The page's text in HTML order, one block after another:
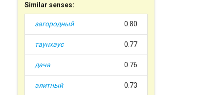
Similar senses:
загородный 0.80
таунхаус 0.77
дача 0.76
элитный 0.73